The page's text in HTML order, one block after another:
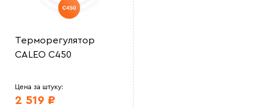
Терморегулятор
CALEO C450
Цена за штуку:
2 519 ₽